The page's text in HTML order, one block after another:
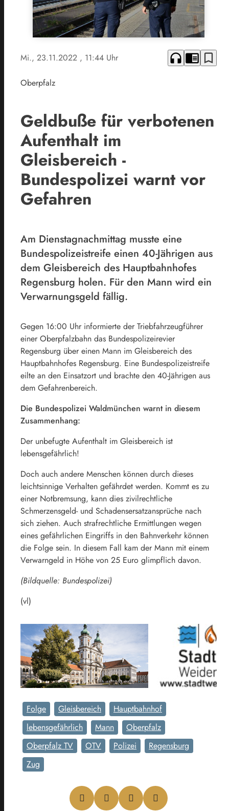
Mi., 23.11.2022 , 11:44 Uhr headphones chrome_reader_mode bookmark_border
Oberpfalz
Geldbuße für verbotenen
Aufenthalt im
Gleisbereich -
Bundespolizei warnt vor
Gefahren
Am Dienstagnachmittag musste eine
Bundespolizeistreife einen 40-Jährigen aus
dem Gleisbereich des Hauptbahnhofes
Regensburg holen. Für den Mann wird ein
Verwarnungsgeld fällig.
Gegen 16:00 Uhr informierte der Triebfahrzeugführer
einer Oberpfalzbahn das Bundespolizeirevier
Regensburg über einen Mann im Gleisbereich des
Hauptbahnhofes Regensburg. Eine Bundespolizeistreife
eilte an den Einsatzort und brachte den 40-Jährigen aus
dem Gefahrenbereich.
Die Bundespolizei Waldmünchen warnt in diesem
Zusammenhang:
Der unbefugte Aufenthalt im Gleisbereich ist
lebensgefährlich!
Doch auch andere Menschen können durch dieses
leichtsinnige Verhalten gefährdet werden. Kommt es zu
einer Notbremsung, kann dies zivilrechtliche
Schmerzensgeld- und Schadensersatzansprüche nach
sich ziehen. Auch strafrechtliche Ermittlungen wegen
eines gefährlichen Eingriffs in den Bahnverkehr können
die Folge sein. In diesem Fall kam der Mann mit einem
Verwarngeld in Höhe von 25 Euro glimpflich davon.
(Bildquelle: Bundespolizei)
(vl)
Folge Gleisbereich
Hauptbahnhof
lebensgefährlich
Mann
Oberpfalz
Oberpfalz TV
OTV Polizei
Regensburg
Zug